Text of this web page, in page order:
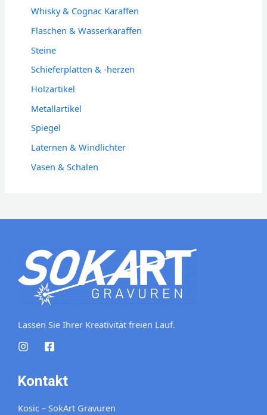
Whisky & Cognac Karaffen
Flaschen & Wasserkaraffen
Steine
Schieferplatten & -herzen
Holzartikel
Metallartikel
Spiegel
Laternen & Windlichter
Vasen & Schalen
Lassen Sie Ihrer Kreativität freien Lauf.
Kontakt
Kosic – SokArt Gravuren